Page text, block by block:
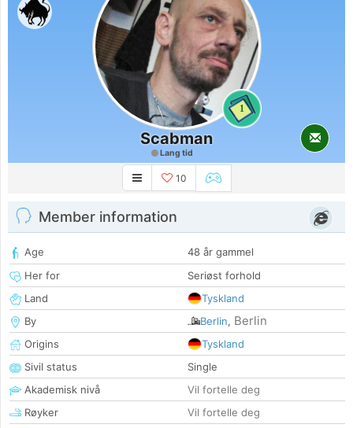
1
Scabman
Lang tid
10
Member information
Age
48 år gammel
Her for
Seriøst forhold
Land
Tyskland
By
Berlin, Berlin
Origins
Tyskland
Sivil status
Single
Akademisk nivå
Vil fortelle deg
Røyker
Vil fortelle deg